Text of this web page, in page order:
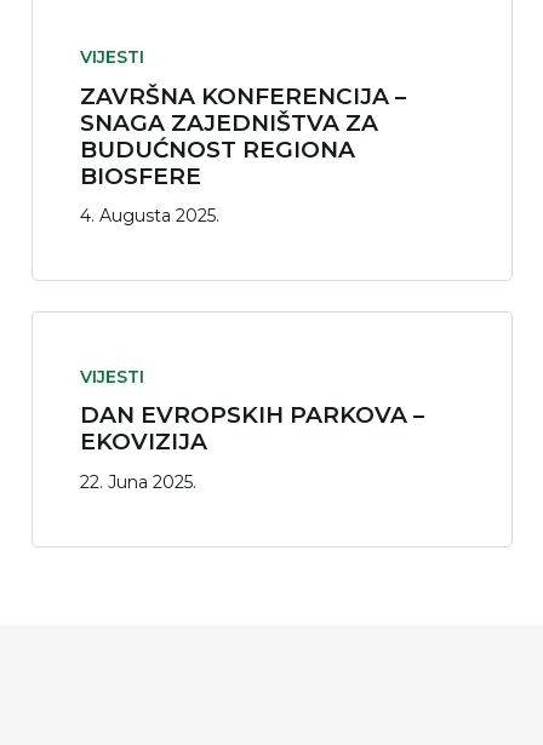
VIJESTI
ZAVRŠNA KONFERENCIJA –
SNAGA ZAJEDNIŠTVA ZA
BUDUĆNOST REGIONA
BIOSFERE
4. Augusta 2025.
VIJESTI
DAN EVROPSKIH PARKOVA –
EKOVIZIJA
22. Juna 2025.